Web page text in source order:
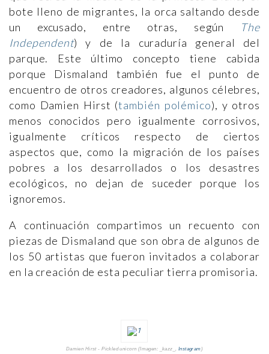
bote lleno de migrantes, la orca saltando desde
un excusado, entre otras, según
The
Independent) y de la curaduría general del
parque. Este último concepto tiene cabida
porque Dismaland también fue el punto de
encuentro de otros creadores, algunos célebres,
como Damien Hirst (también polémico), y otros
menos conocidos pero igualmente corrosivos,
igualmente críticos respecto de ciertos
aspectos que, como la migración de los países
pobres a los desarrollados o los desastres
ecológicos, no dejan de suceder porque los
ignoremos.
A continuación compartimos un recuento con
piezas de Dismaland que son obra de algunos de
los 50 artistas que fueron invitados a colaborar
en la creación de esta peculiar tierra promisoria.
Damien Hirst - Pickled unicorn (Imagen: _kazz_, Instagram )